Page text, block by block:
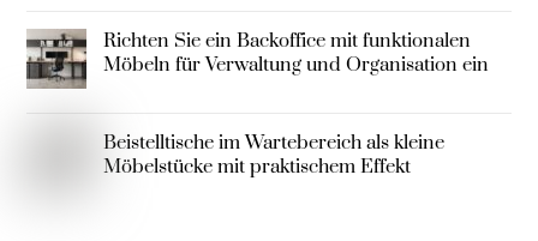
Richten Sie ein Backoffice mit funktionalen
Möbeln für Verwaltung und Organisation ein
Beistelltische im Wartebereich als kleine
Möbelstücke mit praktischem Effekt